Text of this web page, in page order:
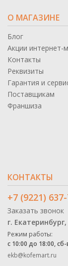
О МАГАЗИНЕ
Блог
Акции интернет-
Контакты
Реквизиты
Гарантия и
Поставщикам
Франшиза
КОНТАКТЫ
+7 (9221)
Заказать звонок
г.
Режим работы:
с 10:00 до 18:00,
ekb@kofemart.ru